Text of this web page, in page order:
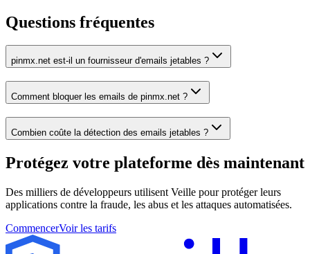
Questions fréquentes
pinmx.net est-il un fournisseur d'emails jetables ?
Comment bloquer les emails de pinmx.net ?
Combien coûte la détection des emails jetables ?
Protégez votre plateforme dès maintenant
Des milliers de développeurs utilisent Veille pour protéger leurs
applications contre la fraude, les abus et les attaques automatisées.
CommencerVoir les tarifs